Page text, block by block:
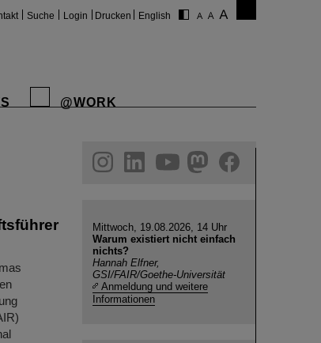
Suche Login Drucken English
@WORK
helmholtz.social
facebook
Mittwoch, 19.08.2026, 14 Uhr
Warum existiert nicht einfach
nichts?
Hannah Elfner,
GSI/FAIR/Goethe-Universität
Anmeldung und weitere
Informationen